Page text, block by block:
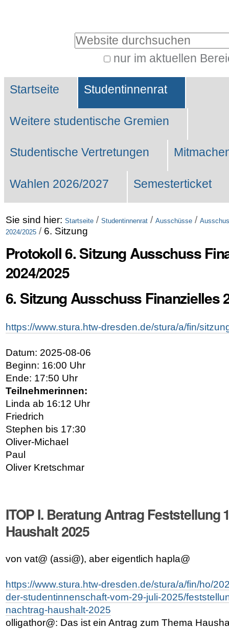
Website durchsuchen
nur im aktuellen
Suche…
Sektionen
Startseite Studentinnenrat
Weitere studentische Gremien
Studentische Vertretungen
Wahlen 2026/2027 Semesterticket
Sie sind hier: Startseite / Studentinnenrat / Ausschüsse /
2024/2025 / 6. Sitzung
Protokoll 6. Sitzung Ausschuss
2024/2025
6. Sitzung Ausschuss Finanzielles
https://www.stura.htw-dresden.de/stura/a/fin/
Datum: 2025-08-06
Beginn: 16:00 Uhr
Ende: 17:50 Uhr
Teilnehmerinnen:
Linda ab 16:12 Uhr
Friedrich
Stephen bis 17:30
Oliver-Michael
Paul
Oliver Kretschmar
ITOP I. Beratung Antrag Feststellung
Haushalt 2025
von vat@ (assi@), aber eigentlich hapla@
https://www.stura.htw-dresden.de/stura/a/fin/ho/
der-studentinnenschaft-vom-29-juli-2025/
nachtrag-haushalt-2025
olligathor@: Das ist ein Antrag zum Thema